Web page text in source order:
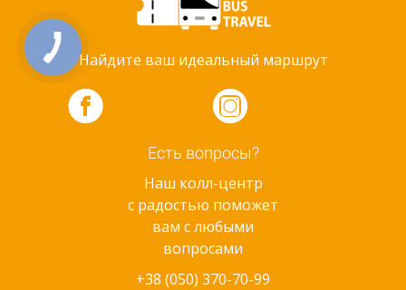
Найдите ваш идеальный маршрут
Есть вопросы?
Наш колл-центр
с радостью поможет
вам с любыми
вопросами
+38 (050) 370-70-99